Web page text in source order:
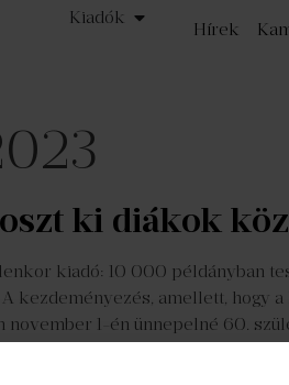
Kiadók
Hírek
ki diákok
kiadó: 10 000 példányban
kezdeményezés, amellett, hogy
1-én ünnepelné 60.